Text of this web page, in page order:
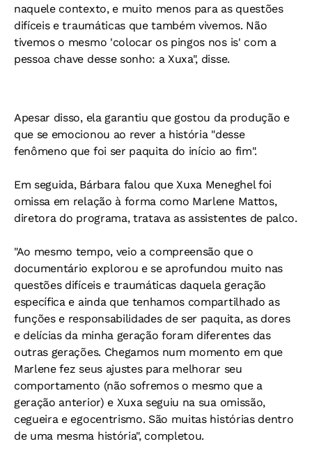
naquele contexto, e muito menos para as questões
difíceis e traumáticas que também vivemos. Não
tivemos o mesmo 'colocar os pingos nos is' com a
pessoa chave desse sonho: a Xuxa", disse.
Apesar disso, ela garantiu que gostou da produção e
que se emocionou ao rever a história "desse
fenômeno que foi ser paquita do início ao fim".
Em seguida, Bárbara falou que Xuxa Meneghel foi
omissa em relação à forma como Marlene Mattos,
diretora do programa, tratava as assistentes de palco.
"Ao mesmo tempo, veio a compreensão que o
documentário explorou e se aprofundou muito nas
questões difíceis e traumáticas daquela geração
específica e ainda que tenhamos compartilhado as
funções e responsabilidades de ser paquita, as dores
e delícias da minha geração foram diferentes das
outras gerações. Chegamos num momento em que
Marlene fez seus ajustes para melhorar seu
comportamento (não sofremos o mesmo que a
geração anterior) e Xuxa seguiu na sua omissão,
cegueira e egocentrismo. São muitas histórias dentro
de uma mesma história", completou.